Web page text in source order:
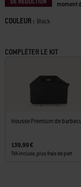
moment
Color
COULEUR : Black
COMPLÉTER LE KIT
Housse Premium de
139,99 €
TVA incluse, plus frais de port